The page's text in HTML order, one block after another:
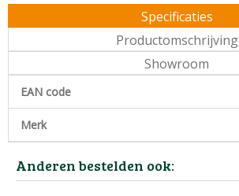
Specificaties
Productomschrijving
Showroom
EAN code
Merk
Anderen bestelden ook: